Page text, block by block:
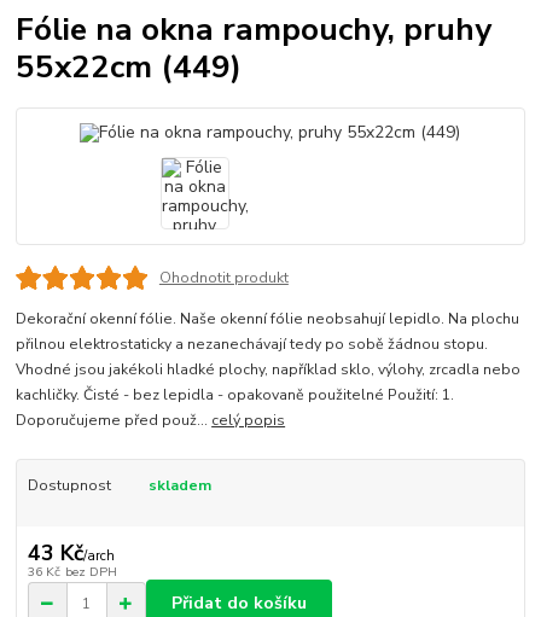
Fólie na okna rampouchy, pruhy
55x22cm (449)
Ohodnotit produkt
Dekorační okenní fólie. Naše okenní fólie neobsahují lepidlo. Na plochu
přilnou elektrostaticky a nezanechávají tedy po sobě žádnou stopu.
Vhodné jsou jakékoli hladké plochy, například sklo, výlohy, zrcadla nebo
kachličky. Čisté - bez lepidla - opakovaně použitelné Použití: 1.
Doporučujeme před použ... celý popis
Dostupnost skladem
43 Kč/arch
36 Kč bez DPH
Přidat do košíku